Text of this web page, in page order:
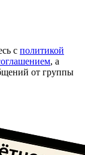
с политикой
, а
от группы